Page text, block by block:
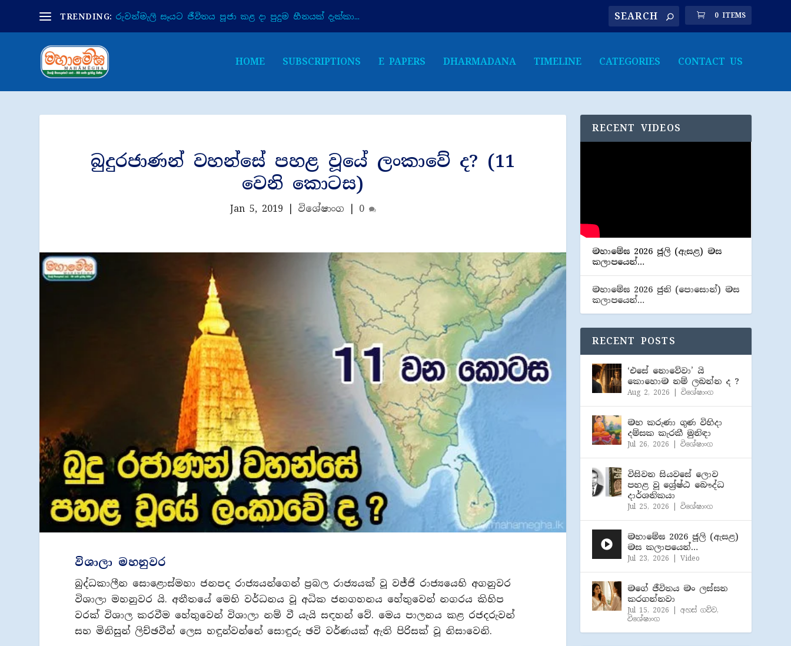
TRENDING: රුවන්මැලි සෑයට ජීවිතය පූජා කළ දා පුදුම හීනයක් දැක්කා... 0 ITEMS
HOME SUBSCRIPTIONS E PAPERS DHARMADANA TIMELINE CATEGORIES CONTACT US
බුදුරජාණන් වහන්සේ පහළ වූයේ ලංකාවේ ද? (11
වෙනි කොටස)
Jan 5, 2019 විශේෂාංග 0
විශාලා මහනුවර
බුද්ධකාලීන සොළොස්මහා ජනපද රාජ්‍යයන්ගෙන් ප්‍රබල රාජ්‍යයක් වූ වජ්ජි රාජ්‍යයෙහි අගනුවර
විශාලා මහනුවර යි. අතීතයේ මෙහි වර්ධනය වූ අධික ජනගහනය හේතුවෙන් නගරය කිහිප
වරක් විශාල කරවීම හේතුවෙන් විශාලා නම් වී යැයි සඳහන් වේ. මෙය පාලනය කළ රජදරුවන්
සහ මිනිසුන් ලිච්ඡවීන් ලෙස හඳුන්වන්නේ සොඳුරු ඡවි වර්ණයක් ඇති පිරිසක් වූ නිසාවෙනි.
RECENT VIDEOS
මහාමේඝ 2026 ජූලි (​ඇසළ) මස
කලාපයෙන්…
මහාමේඝ 2026 ජුනි (​පොසොන්) මස
කලාපයෙන්…
RECENT POSTS
‘එසේ නොවේවා’ යි
කොහොම නම් ලබන්න ද ?
Aug 2, 2026 |විශේෂාංග
මහ කරුණා ගුණ විහිදා
දම්සක කැරකී මුනිඳා
Jul 26, 2026 |විශේෂාංග
විසිවන සියවසේ ලොව
පහළ වූ ශ්‍රේෂ්ඨ බෞද්ධ
දාර්ශනිකයා
Jul 25, 2026 |විශේෂාංග
මහාමේඝ 2026 ජූලි (​ඇසළ)
මස කලාපයෙන්…
Jul 23, 2026 |Video
මගේ ජීවිතය මං ලස්සන
කරගන්නවා
Jul 15, 2026 |අහස් ගව්ව,
විශේෂාංග